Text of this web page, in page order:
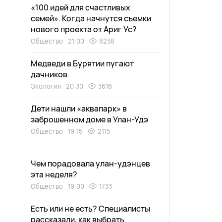
«100 идей для счастливых
семей». Когда начнутся съемки
нового проекта от Ариг Ус?
Общество 21:00 6238
Медведи в Бурятии пугают
дачников
Экология 20:30 3616
Дети нашли «аквапарк» в
заброшенном доме в Улан-Удэ
Общество 19:15 2115
Чем порадовала улан-удэнцев
эта неделя?
Общество 19:00 1733
Есть или не есть? Специалисты
рассказали, как выбрать